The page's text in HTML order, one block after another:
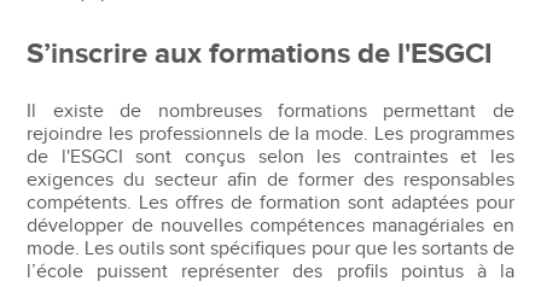
S’inscrire aux formations de l'ESGCI
Il existe de nombreuses formations permettant de
rejoindre les professionnels de la mode. Les programmes
de l'ESGCI sont conçus selon les contraintes et les
exigences du secteur afin de former des responsables
compétents. Les offres de formation sont adaptées pour
développer de nouvelles compétences managériales en
mode. Les outils sont spécifiques pour que les sortants de
l’école puissent représenter des profils pointus à la